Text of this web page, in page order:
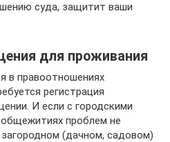
суда, защитит ваши
для проживания
в правоотношениях
регистрация
И если с городскими
проблем не
(дачном, садовом)